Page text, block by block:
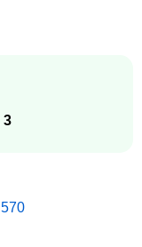
3
570